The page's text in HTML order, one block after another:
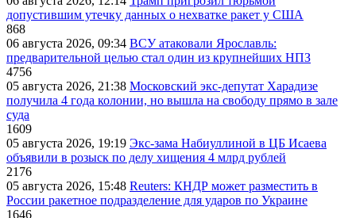
допустившим утечку данных о нехватке ракет у США
868
06 августа 2026, 09:34 ВСУ атаковали Ярославль:
предварительной целью стал один из крупнейших НПЗ
4756
05 августа 2026, 21:38 Московский экс-депутат Харадизе
получила 4 года колонии, но вышла на свободу прямо в зале
суда
1609
05 августа 2026, 19:19 Экс-зама Набиуллиной в ЦБ Исаева
объявили в розыск по делу хищения 4 млрд рублей
2176
05 августа 2026, 15:48 Reuters: КНДР может разместить в
России ракетное подразделение для ударов по Украине
1646